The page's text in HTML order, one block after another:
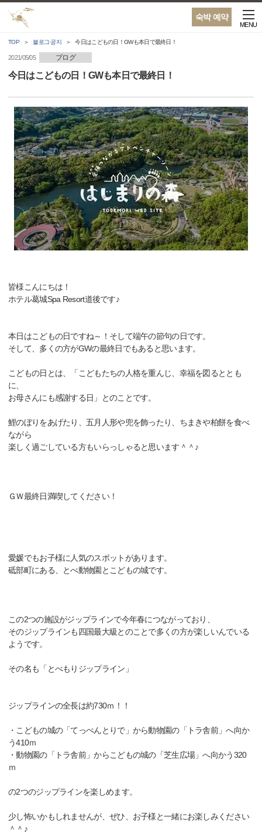
숙박 예약
MENU
TOP 블로그·공지 今日はこどもの日！GWも本日で最終日！
2021/05/05 ブログ
今日はこどもの日！GWも本日で最終日！
皆様こんにちは！
ホテル葛城Spa Resort道後です♪
本日はこどもの日ですね～！そして端午の節句の日です。
そして、多くの方がGWの最終日でもあると思います。
こどもの日とは、「こどもたちの人格を重んじ、幸福を図るととも
に、
お母さんにも感謝する日」とのことです。
鯉のぼりをあげたり、五月人形や兜を飾ったり、ちまきや柏餅を食べ
ながら
楽しく過ごしている方もいらっしゃると思います＾＾♪
ＧＷ最終日満喫してください！
愛媛でもお子様に人気のスポットがあります。
砥部町にある、とべ動物園とこどもの城です。
この2つの施設がジップラインで今年春につながっており、
そのジップラインも四国最大級とのことで多くの方が楽しいんでいる
ようです。
その名も「とべもりジップライン」
ジップラインの全長は約730ｍ！！
・こどもの城の「てっぺんとりで」から動物園の「トラ舎前」へ向か
う410ｍ
・動物園の「トラ舎前」からこどもの城の「芝生広場」へ向かう320
ｍ
の2つのジップラインを楽しめます。
少し怖いかもしれませんが、ぜひ、お子様と一緒にお楽しみください
＾＾♪